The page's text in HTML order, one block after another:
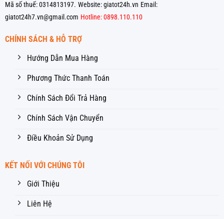
Mã số thuế: 0314813197. Website: giatot24h.vn Email:
giatot24h7.vn@gmail.com Hotline: 0898.110.110
CHÍNH SÁCH & HỖ TRỢ
Hướng Dẫn Mua Hàng
Phương Thức Thanh Toán
Chính Sách Đổi Trả Hàng
Chính Sách Vận Chuyển
Điều Khoản Sử Dụng
KẾT NỐI VỚI CHÚNG TÔI
Giới Thiệu
Liên Hệ